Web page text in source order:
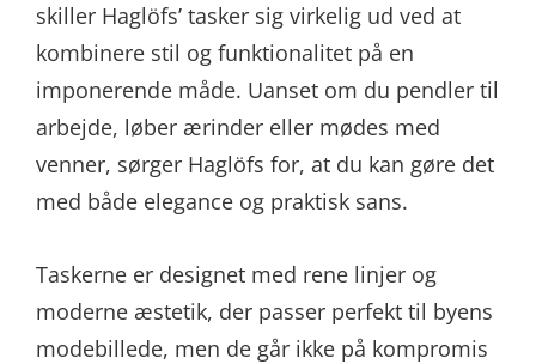
skiller Haglöfs’ tasker sig virkelig ud ved at
kombinere stil og funktionalitet på en
imponerende måde. Uanset om du pendler til
arbejde, løber ærinder eller mødes med
venner, sørger Haglöfs for, at du kan gøre det
med både elegance og praktisk sans.
Taskerne er designet med rene linjer og
moderne æstetik, der passer perfekt til byens
modebillede, men de går ikke på kompromis